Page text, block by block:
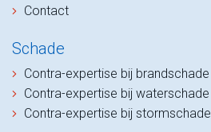
Contact
Schade
Contra-expertise bij brandschade
Contra-expertise bij waterschade
Contra-expertise bij stormschade